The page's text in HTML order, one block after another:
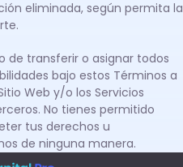
eliminada, según permita la
de transferir o asignar todos
bajo estos Términos a
Web y/o los Servicios
No tienes permitido
tus derechos u
de ninguna manera.